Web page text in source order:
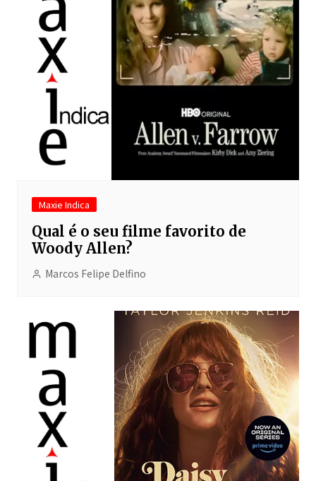
Maxie Indica
Qual é o seu filme favorito de
Woody Allen?
Marcos Felipe Delfino